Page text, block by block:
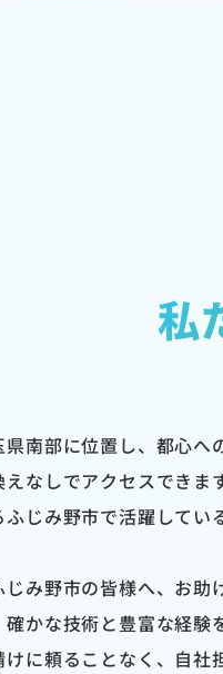
私
南部に位置し、都心
えなしでアクセスでき
じみ野市で活躍してい
み野市の皆様へ、お
かな技術と豊富な経験
に頼ることなく、自